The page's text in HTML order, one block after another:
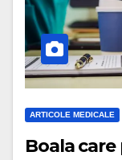
ARTICOLE MEDICALE
Boala